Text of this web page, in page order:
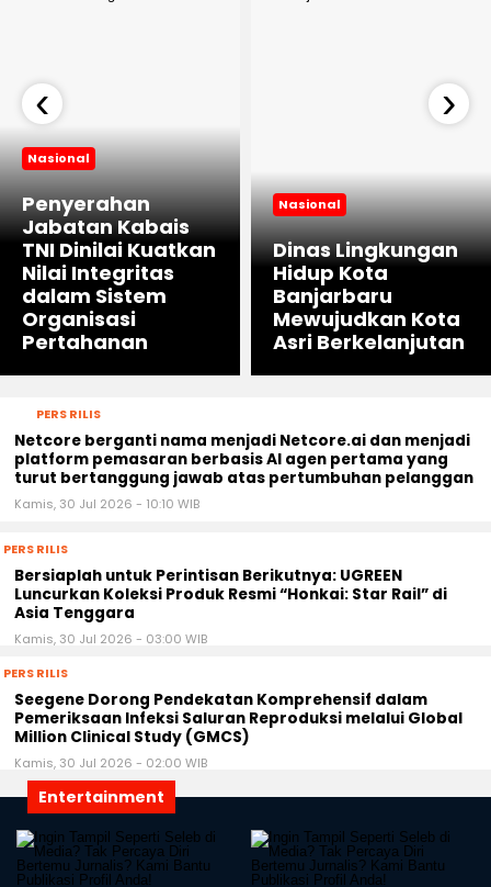
Nasional
Penyerahan
Jabatan Kabais
TNI Dinilai Kuatkan
Nilai Integritas
dalam Sistem
Organisasi
Pertahanan
Nasional
Dinas Lingkungan
Hidup Kota
Banjarbaru
Mewujudkan Kota
Asri Berkelanjutan
‹ ›
PERS RILIS
Netcore berganti nama menjadi Netcore.ai dan menjadi
platform pemasaran berbasis AI agen pertama yang
turut bertanggung jawab atas pertumbuhan pelanggan
Kamis, 30 Jul 2026 - 10:10 WIB
PERS RILIS
Bersiaplah untuk Perintisan Berikutnya: UGREEN
Luncurkan Koleksi Produk Resmi “Honkai: Star Rail” di
Asia Tenggara
Kamis, 30 Jul 2026 - 03:00 WIB
PERS RILIS
Seegene Dorong Pendekatan Komprehensif dalam
Pemeriksaan Infeksi Saluran Reproduksi melalui Global
Million Clinical Study (GMCS)
Kamis, 30 Jul 2026 - 02:00 WIB
Entertainment